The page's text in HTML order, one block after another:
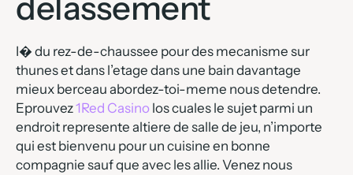
I� du rez-de-chaussee pour des mecanisme sur
thunes et dans l’etage dans une bain davantage
mieux berceau abordez-toi-meme nous detendre.
Eprouvez1Red Casino los cuales le sujet parmi un
endroit represente altiere de salle de jeu, n’importe
qui est bienvenu pour un cuisine en bonne
compagnie sauf que avec les allie. Venez nous